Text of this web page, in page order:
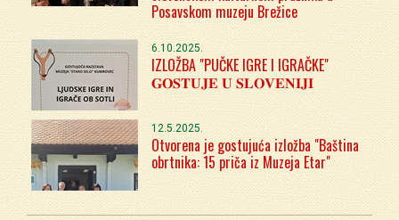
Posavskom muzeju Brežice
6.10.2025.
IZLOŽBA "PUČKE IGRE I IGRAČKE"
𝐆𝐎𝐒𝐓𝐔𝐉𝐄 𝐔 𝐒𝐋𝐎𝐕𝐄𝐍𝐈𝐉𝐈
12.5.2025.
Otvorena je gostujuća izložba "Baština
obrtnika: 15 priča iz Muzeja Etar"